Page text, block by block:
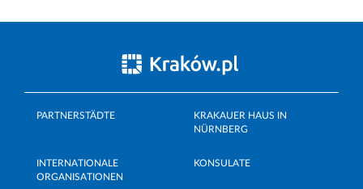
PARTNERSTÄDTE
KRAKAUER HAUS IN
NÜRNBERG
INTERNATIONALE
ORGANISATIONEN
KONSULATE